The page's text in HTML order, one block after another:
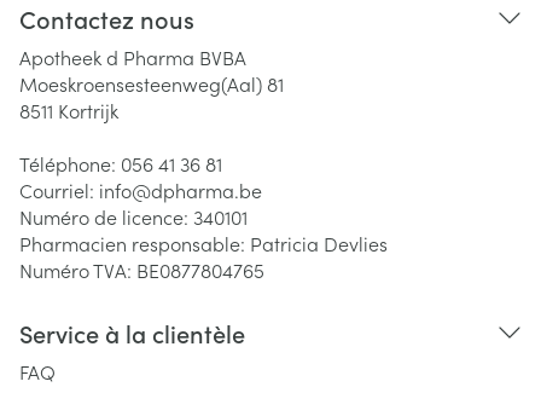
Contactez nous
Apotheek d Pharma BVBA
Moeskroensesteenweg(Aal) 81
8511 Kortrijk
Téléphone: 056 41 36 81
Courriel: info@dpharma.be
Numéro de licence: 340101
Pharmacien responsable: Patricia Devlies
Numéro TVA: BE0877804765
Service à la clientèle
FAQ